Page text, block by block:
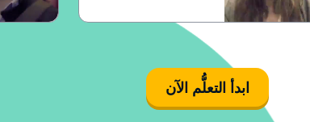
ابدأ التعلُّم الآن